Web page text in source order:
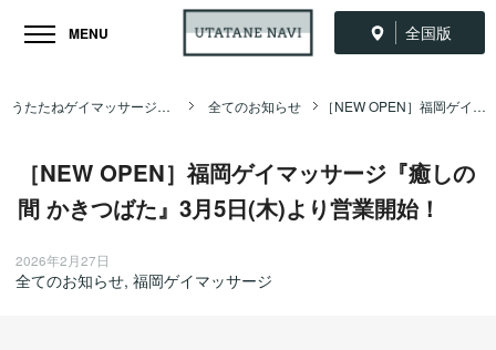
全国版
MENU
うたたねゲイマッサージ全国ナビ TOP 全てのお知らせ ［NEW OPEN］福岡ゲイマッサージ『癒しの間 かきつばた』3月5日(木)より営業開始！
［NEW OPEN］福岡ゲイマッサージ『癒しの
間 かきつばた』3月5日(木)より営業開始！
2026年2月27日
全てのお知らせ, 福岡ゲイマッサージ